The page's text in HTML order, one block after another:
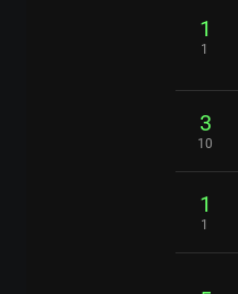
1
1
3
10
1
1